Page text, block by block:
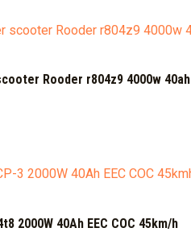
Rooder r804z9 4000w 40ah
2000W 40Ah EEC COC 45km/h